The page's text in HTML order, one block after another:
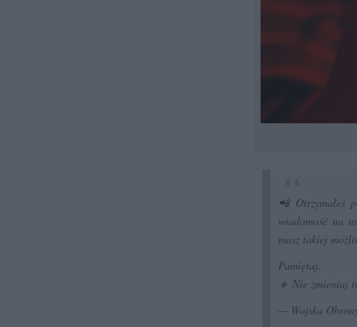
📲 Otrzymałeś
wiadomość na
masz takiej
Pamiętaj:
🔹 Nie zmieniaj
— Wojska